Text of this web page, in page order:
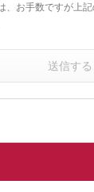
、お手数ですが上
送信する